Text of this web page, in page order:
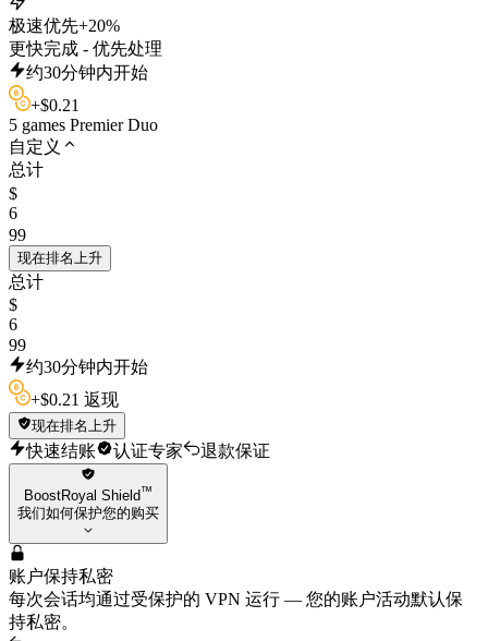
极速优先+20%
更快完成 - 优先处理
约30分钟内开始
+$0.21
5 games Premier Duo
自定义
总计
$
6
99
现在排名上升
总计
$
6
99
约30分钟内开始
+$0.21 返现
现在排名上升
快速结账 认证专家 退款保证
BoostRoyal Shield™
我们如何保护您的购买
账户保持私密
每次会话均通过受保护的 VPN 运行 — 您的账户活动默认保
持私密。